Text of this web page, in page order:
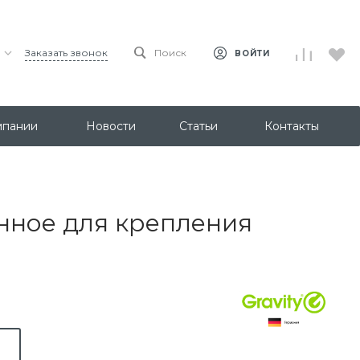
Заказать звонок Поиск ВОЙТИ
Новости Статьи Контакты
для крепления